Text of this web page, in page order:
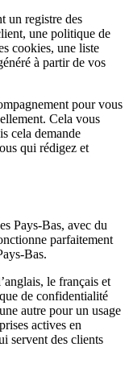
un registre des
une politique de
cookies, une liste
à partir de vos
pour vous
Cela vous
cela demande
qui rédigez et
Pays-Bas, avec du
parfaitement
Bas.
le français et
de confidentialité
autre pour un usage
actives en
servent des clients